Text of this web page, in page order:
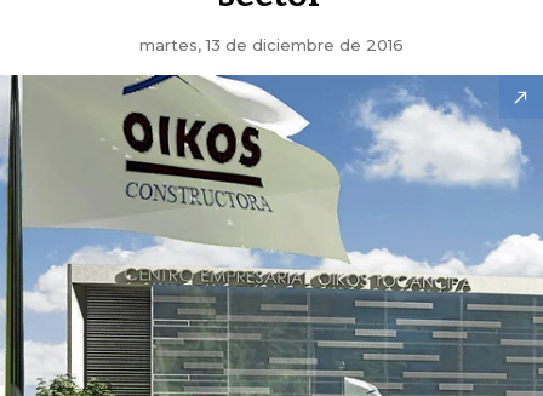
martes, 13 de diciembre de 2016